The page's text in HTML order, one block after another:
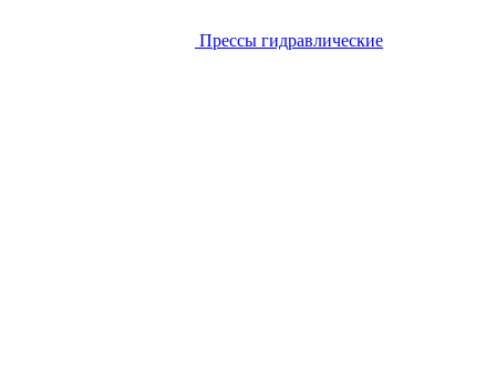
Прессы гидравлические